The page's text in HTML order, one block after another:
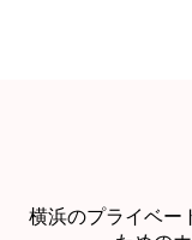
横浜のプライベ